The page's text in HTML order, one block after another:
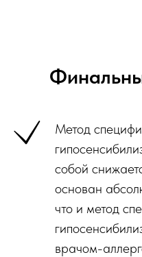
Метод
собой
основан
что и метод
врачом-